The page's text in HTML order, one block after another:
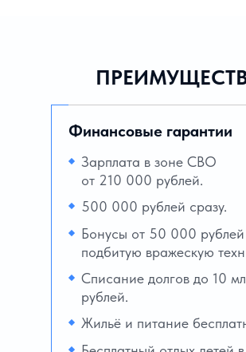
Финансовые гарантии
Зарплата в зоне СВО
от 210 000 рублей.
500 000 рублей сразу.
Бонусы от 50 000 рублей
подбитую вражескую
Списание долгов до 10
рублей.
Жильё и питание